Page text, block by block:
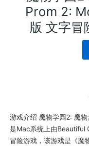
Prom 2:
版 文字冒
游戏介绍 魔物学园2: 魔
是Mac系统上由Beautiful
冒险游戏，该游戏是《魔